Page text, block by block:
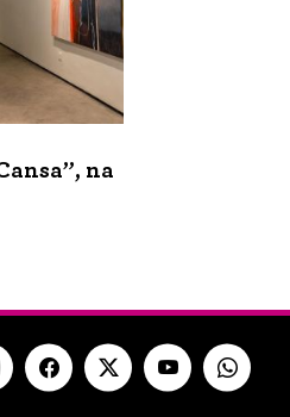
na